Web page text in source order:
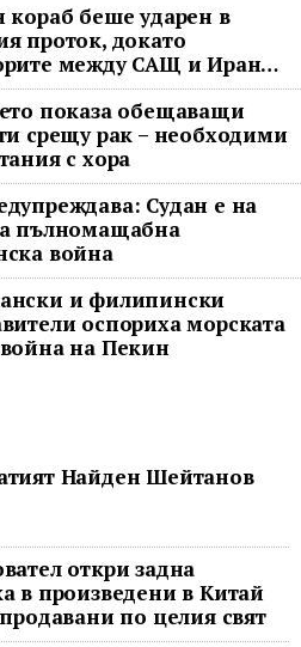
кораб беше ударен в
проток, докато
между САЩ и Иран
в безизходица
показа обещаващи
срещу рак – необходими
с хора
Судан е на
пълномащабна
война
и филипински
оспориха морската
на Пекин
Найден Шейтанов
откри задна
в произведени в Китай
по целия свят